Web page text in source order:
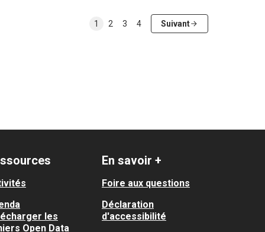
1 2 3 4 Suivant
les
Open Data
En savoir +
Foire aux questions
Déclaration
d'accessibilité